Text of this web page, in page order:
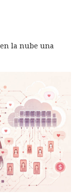
la nube una